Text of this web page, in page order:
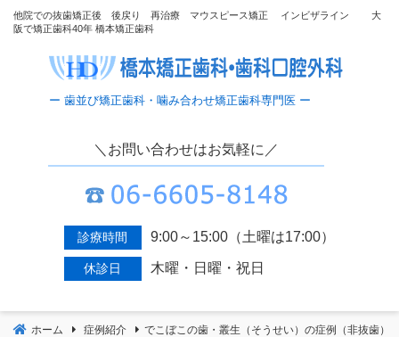
他院での抜歯矯正後 後戻り 再治療 マウスピース矯正 インビザライン 大
阪で矯正歯科40年 橋本矯正歯科
＼お問い合わせはお気軽に／
診療時間 9:00～15:00（土曜は17:00）
休診日 木曜・日曜・祝日
ホーム 症例紹介 でこぼこの歯・叢生（そうせい）の症例（非抜歯）